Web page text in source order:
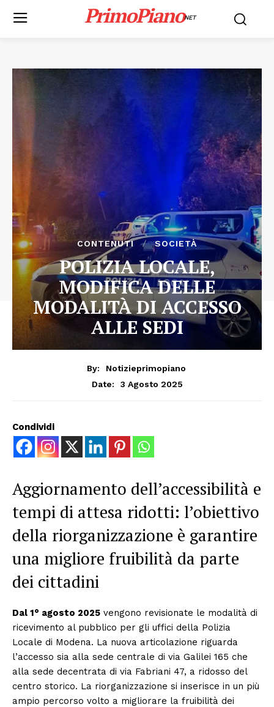
PrimoPianoNET
CONTENUTI SOCIETÀ
POLIZIA LOCALE,
MODIFICA DELLE
MODALITÀ DI ACCESSO
ALLE SEDI
By:
Notizieprimopiano
Date:
3 Agosto 2025
Condividi
Aggiornamento dell’accessibilità e
tempi di attesa ridotti: l’obiettivo
della riorganizzazione è garantire
una migliore fruibilità da parte
dei cittadini
Dal 1° agosto 2025 vengono revisionate le modalità di
ricevimento al pubblico per gli uffici della Polizia
Locale di Modena. La nuova articolazione riguarda
l’accesso sia alla sede centrale di via Galilei 165 che
alla sede decentrata di via Fabriani 47, a ridosso del
centro storico. La riorganizzazione si inserisce in un più
ampio percorso volto a migliorare la fruibilità dei